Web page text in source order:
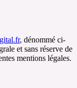
, dénommé ci-
et sans réserve de
mentions légales.